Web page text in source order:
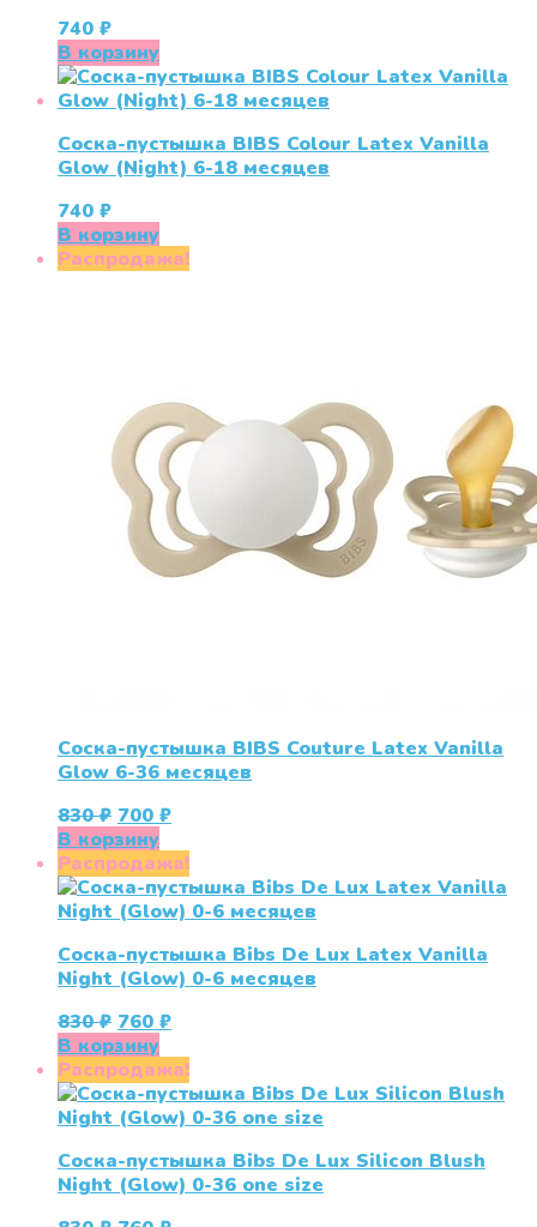
740 ₽
В корзину
Соска-пустышка BIBS Colour Latex Vanilla
Glow (Night) 6-18 месяцев
740 ₽
В корзину
Распродажа!
Соска-пустышка BIBS Couture Latex Vanilla
Glow 6-36 месяцев
830₽ Первоначальная
цена
составляла
830 ₽.
700 ₽Текущая
700 ₽.
В корзину
Распродажа!
Соска-пустышка Bibs De Lux Latex Vanilla
Night (Glow) 0-6 месяцев
830₽ Первоначальная
цена
составляла
830 ₽.
760 ₽Текущая
760 ₽.
В корзину
Распродажа!
Соска-пустышка Bibs De Lux Silicon Blush
Night (Glow) 0-36 one size